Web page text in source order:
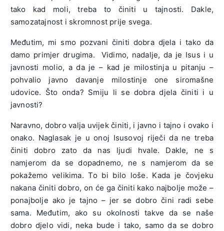
tako kad moli, treba to činiti u tajnosti. Dakle,
samozatajnost i skromnost prije svega.
Međutim, mi smo pozvani činiti dobra djela i tako da
damo primjer drugima. Vidimo, nadalje, da je Isus i u
javnosti molio, a da je – kad je milostinja u pitanju –
pohvalio javno davanje milostinje one siromašne
udovice. Što onda? Smiju li se dobra djela činiti i u
javnosti?
Naravno, dobro valja uvijek činiti, i javno i tajno i ovako i
onako. Naglasak je u onoj Isusovoj riječi da ne treba
činiti dobro zato da nas ljudi hvale. Dakle, ne s
namjerom da se dopadnemo, ne s namjerom da se
pokažemo velikima. To bi bilo loše. Kada je čovjeku
nakana činiti dobro, on će ga činiti kako najbolje može –
ponajbolje ako je tajno – jer se dobro čini radi sebe
sama. Međutim, ako su okolnosti takve da se naše
dobro djelo vidi, neka bude i tako, samo da se dobro